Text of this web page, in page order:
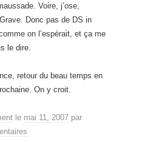
Voire, j’ose,
Donc pas de DS in
on l’espérait, et ça me
le dire.
retour du beau temps en
On y croit.
le mai 11, 2007 par